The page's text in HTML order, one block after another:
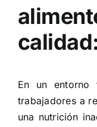
calidad:
En un
trabajadores a
una nutrición